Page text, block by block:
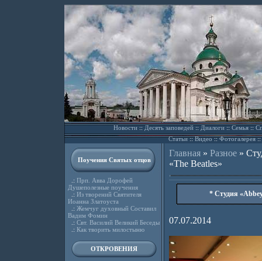
Новости::Десять заповедей::Диалоги::Семья::
Статьи::Видео ::Фотогалерея::
Поучения Святых отцов
.: Прп. Авва Дорофей
Душеполезные поучения
.: Из творений Святителя
Иоанна Златоуста
.: Жемчуг духовный Составил
Вадим Фомин
.: Свт. Василий Великий Беседы
.: Как творить милостыню
ОТКРОВЕНИЯ
Главная» Разное»
«The Beatles»
* Студия
07.07.2014